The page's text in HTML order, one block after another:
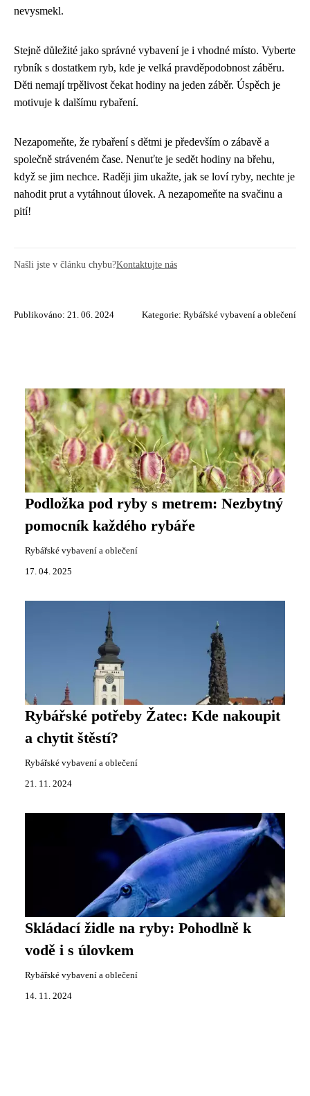
nevysmekl.
Stejně důležité jako správné vybavení je i vhodné místo. Vyberte
rybník s dostatkem ryb, kde je velká pravděpodobnost záběru.
Děti nemají trpělivost čekat hodiny na jeden záběr. Úspěch je
motivuje k dalšímu rybaření.
Nezapomeňte, že rybaření s dětmi je především o zábavě a
společně stráveném čase. Nenuťte je sedět hodiny na břehu,
když se jim nechce. Raději jim ukažte, jak se loví ryby, nechte je
nahodit prut a vytáhnout úlovek. A nezapomeňte na svačinu a
pití!
Našli jste v článku chybu?Kontaktujte nás
Publikováno: 21. 06. 2024 Kategorie: Rybářské vybavení a oblečení
Podložka pod ryby s metrem: Nezbytný
pomocník každého rybáře
Rybářské vybavení a oblečení
17. 04. 2025
Rybářské potřeby Žatec: Kde nakoupit
a chytit štěstí?
Rybářské vybavení a oblečení
21. 11. 2024
Skládací židle na ryby: Pohodlně k
vodě i s úlovkem
Rybářské vybavení a oblečení
14. 11. 2024